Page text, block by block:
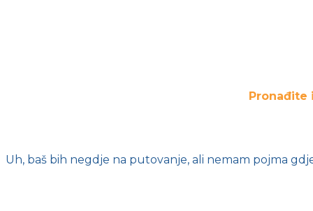
Pronađite
Uh, baš bih negdje na putovanje, ali nemam pojma